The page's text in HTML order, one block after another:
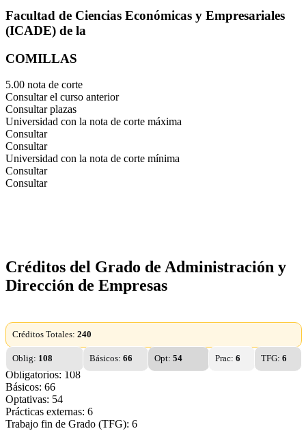
Facultad de Ciencias Económicas y Empresariales
(ICADE) de la
COMILLAS
5.00 nota de corte
Consultar el curso anterior
Consultar plazas
Universidad con la nota de corte máxima
Consultar
Consultar
Universidad con la nota de corte mínima
Consultar
Consultar
Créditos del Grado de Administración y
Dirección de Empresas
Créditos Totales: 240
Oblig: 108 Básicos:66 Opt: 54 Prac: 6 TFG:6
Obligatorios: 108
Básicos: 66
Optativas: 54
Prácticas externas: 6
Trabajo fin de Grado (TFG): 6